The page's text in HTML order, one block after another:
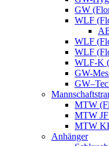
GW
WLF
WLF
WLF
WLF-K
GW-
MTW
MTW
MTW
Anhänger